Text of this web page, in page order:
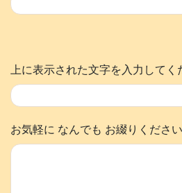
上に表示された文字を入力してく
お気軽に なんでも お綴りくださ